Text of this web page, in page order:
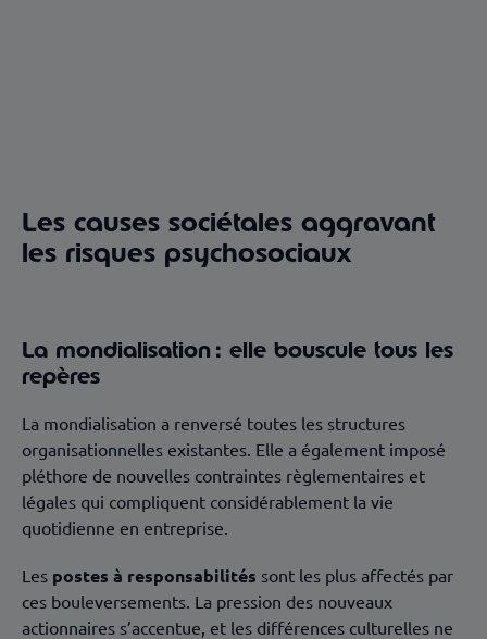
Les causes sociétales aggravant
les risques psychosociaux
La mondialisation : elle bouscule tous les
repères
La mondialisation a renversé toutes les structures
organisationnelles existantes. Elle a également imposé
pléthore de nouvelles contraintes règlementaires et
légales qui compliquent considérablement la vie
quotidienne en entreprise.
Les postes à responsabilités sont les plus affectés par
ces bouleversements. La pression des nouveaux
actionnaires s’accentue, et les différences culturelles ne